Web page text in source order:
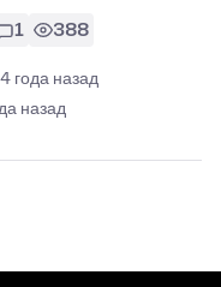
1 388
года назад
назад